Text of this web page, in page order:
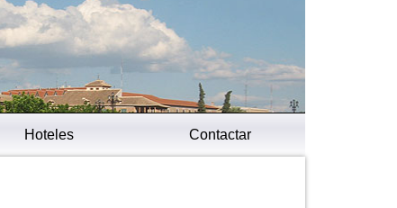
Hoteles Contactar